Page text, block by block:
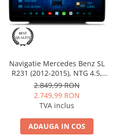
Nissan
Mitsubishi
Land Rover
Navigatie Mercedes Benz SL
R231 (2012-2015), NTG 4.5,
Android, MB-Octacore, 8GB
RAM + 256GB ROM, 12.3 Inch
- AD-BGMB1200845+AD-
BGRKITMB0112
2.849,99 RON
2.749,99 RON
TVA inclus
ADAUGA IN COS